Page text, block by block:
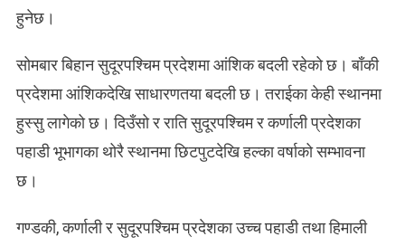
हुनेछ।
सोमबार बिहान सुदूरपश्चिम प्रदेशमा आंशिक बदली रहेको छ। बाँकी
प्रदेशमा आंशिकदेखि साधारणतया बदली छ। तराईका केही स्थानमा
हुस्सु लागेको छ। दिउँसो र राति सुदूरपश्चिम र कर्णाली प्रदेशका
पहाडी भूभागका थोरै स्थानमा छिटपुटदेखि हल्का वर्षाको सम्भावना
छ।
गण्डकी, कर्णाली र सुदूरपश्चिम प्रदेशका उच्च पहाडी तथा हिमाली